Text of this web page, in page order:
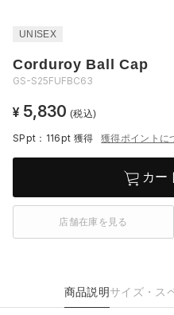
UNISEX
Corduroy Ball Cap
GS-S25FUFBC63
¥ 5,830 (税込)
SPpt：116pt 獲得 獲得ポイントに
カー
店舗在庫を見る
商品説明サイズ・ス